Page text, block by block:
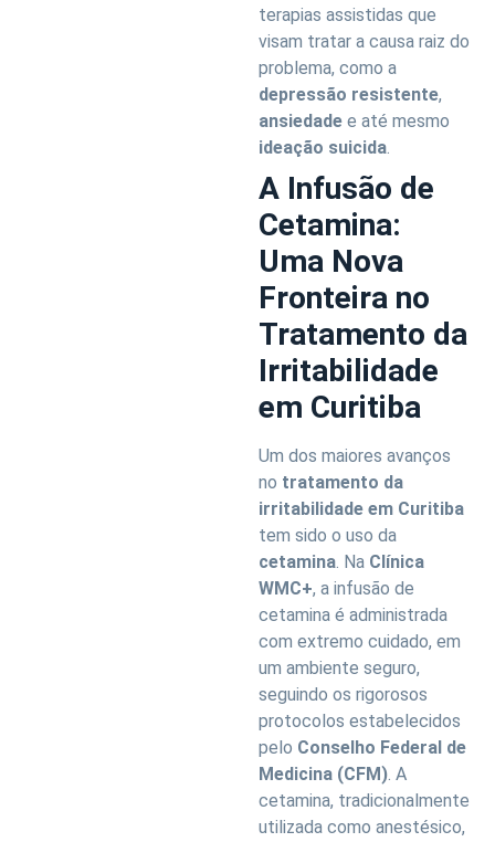
terapias assistidas que
visam tratar a causa raiz do
problema, como a
depressão resistente,
ansiedade e até mesmo
ideação suicida.
A Infusão de
Cetamina:
Uma Nova
Fronteira no
Tratamento da
Irritabilidade
em Curitiba
Um dos maiores avanços
no tratamento da
irritabilidade em Curitiba
tem sido o uso da
cetamina. Na Clínica
WMC+, a infusão de
cetamina é administrada
com extremo cuidado, em
um ambiente seguro,
seguindo os rigorosos
protocolos estabelecidos
pelo Conselho Federal de
Medicina (CFM). A
cetamina, tradicionalmente
utilizada como anestésico,